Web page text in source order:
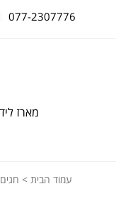
077-2307776
מארז
עמוד הבית > חגים